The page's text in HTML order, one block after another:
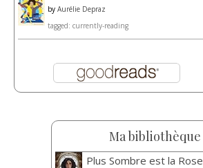
by Aurélie Depraz
tagged: currently-reading
Ma bibliothèque
Plus Sombre est la Rose